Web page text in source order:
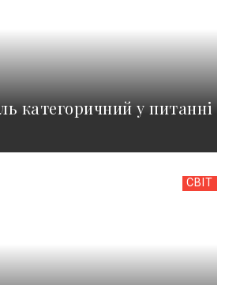
категоричний у питанні
СВІТ